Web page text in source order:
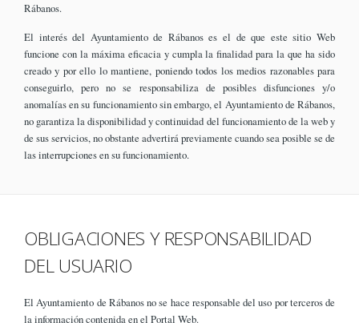
Rábanos.
El interés del Ayuntamiento de Rábanos es el de que este sitio Web
funcione con la máxima eficacia y cumpla la finalidad para la que ha sido
creado y por ello lo mantiene, poniendo todos los medios razonables para
conseguirlo, pero no se responsabiliza de posibles disfunciones y/o
anomalías en su funcionamiento sin embargo, el Ayuntamiento de Rábanos,
no garantiza la disponibilidad y continuidad del funcionamiento de la web y
de sus servicios, no obstante advertirá previamente cuando sea posible se de
las interrupciones en su funcionamiento.
OBLIGACIONES Y RESPONSABILIDAD
DEL USUARIO
El Ayuntamiento de Rábanos no se hace responsable del uso por terceros de
la información contenida en el Portal Web.